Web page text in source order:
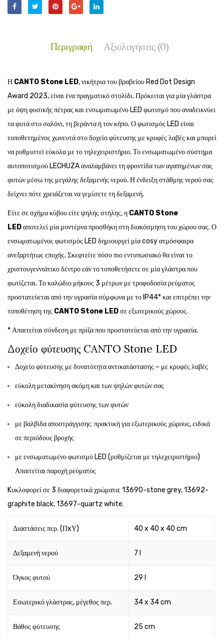
Περιγραφή Αξιολογήσεις (0)
Η CANTO Stone LED, νικήτρια του βραβείου Red Dot Design
Award 2023, είναι ένα πραγματικό στολίδι. Πρόκειται για μία γλάστρα
με όψη φυσικής πέτρας και ενσωματωμένο LED φωτισμό που αναδεικνύει
τα φυτά στο σαλόνι, τη βεράντα ή τον κήπο. Ο φωτισμός LED είναι
τοποθετημένος χωνευτά στο δοχείο φύτευσης με κρυφές λαβές και μπορεί
να ρυθμιστεί εύκολα με το τηλεχειριστήριο. Το ενσωματωμένο σύστημα
αυτοποτισμού LECHUZA αναλαμβάνει τη φροντίδα των αγαπημένων σας
φυτών μέσω της μεγάλης δεξαμενής νερού. Η ένδειξη στάθμης νερού σας
δείχνει πότε χρειάζεται να γεμίσετε τη δεξαμενή.
Είτε σε σχήμα κύβου είτε ψηλής στήλης, η CANTO Stone
LEDαποτελεί μία μοντέρνα προσθήκη στη διακόσμηση του χώρου σας. Ο
ενσωματωμένος φωτισμός LED δημιουργεί μία cosy ατμόσφαιρα
ανεξαρτήτως εποχής. Σκεφτείτε πόσο πιο εντυπωσιακό θα είναι το
χριστουγεννιάτικο δέντρο εάν το τοποθετήσετε σε μία γλάστρα που
φωτίζεται. Το καλώδιο μήκους 3 μέτρων με τροφοδοσία ρεύματος
προστατεύεται από την υγρασία σύμφωνα με το IP44* και επιτρέπει την
τοποθέτηση της CANTO Stone LEDσε εξωτερικούς χώρους.
* Απαιτείται σύνδεση με πρίζα που προστατεύεται από την υγρασία.
Δοχείο φύτευσης CANTO Stone LED
Δοχείο φύτευσης με δυνατότητα αντικατάστασης – με κρυφές λαβές
εύκολη μετακίνηση ακόμη και των ψηλών φυτών σας
εύκολη διαδικασία φύτευσης των φυτών
με βαλβίδα αποστράγγισης: πρακτική για εξωτερικούς χώρους, ειδικά
σε περιόδους βροχής
με ενσωματωμένο φωτισμό LED (ρυθμίζεται με τηλεχειριστήριο)
Απαιτείται παροχή ρεύματος
Kυκλοφορεί σε 3 διαφορετικά χρώματα: 13690-stone grey, 13692-
graphite black, 13697-quartz white.
Διαστάσεις περ. (ΠxΥ) 40 x 40 x 40 cm
Δεξαμενή νερού 7 l
Όγκος φυτού 29 l
Εσωτερικό γλάστρας, μέγεθος περ. 34 x 34 cm
Βάθος φύτευσης 25 cm